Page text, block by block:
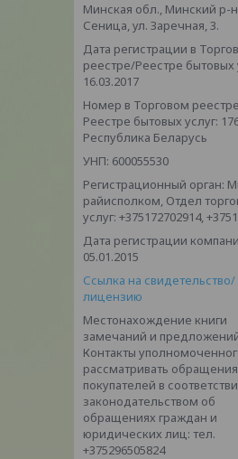
Минская обл., Минский р-
Сеница, ул. Заречная, 3.
Дата регистрации в
реестре/Реестре бытовых
16.03.2017
Номер в Торговом
Реестре бытовых услуг:
Республика Беларусь
УНП: 600055530
Регистрационный орган:
райисполком, Отдел
услуг: +375172702914,
Дата регистрации
05.01.2015
Ссылка на свидетельство/
лицензию
Местонахождение книги
замечаний и
Контакты
рассматривать обращения
покупателей в
законодательством об
обращениях граждан и
юридических лиц: тел.
+375296505824